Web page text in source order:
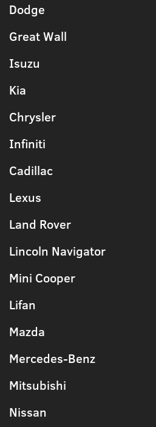
Dodge
Great Wall
Isuzu
Kia
Chrysler
Infiniti
Cadillac
Lexus
Land Rover
Lincoln Navigator
Mini Cooper
Lifan
Mazda
Mercedes-Benz
Mitsubishi
Nissan